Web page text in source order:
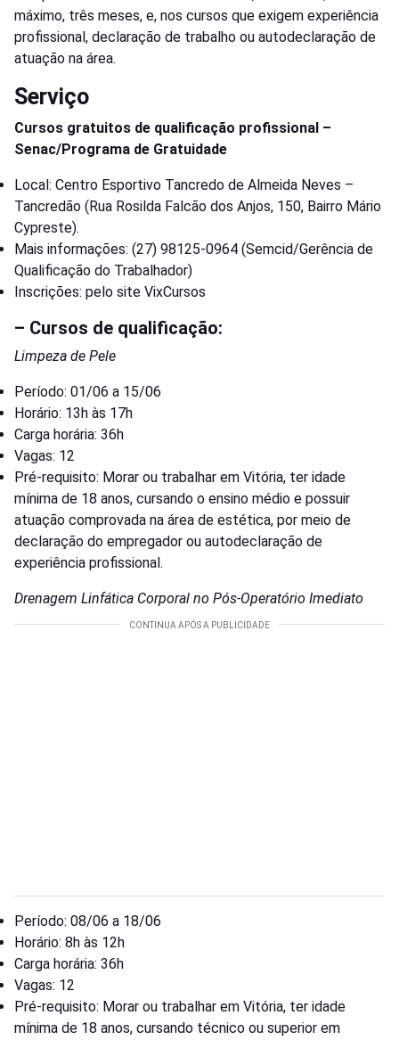
máximo, três meses, e, nos cursos que exigem experiência
profissional, declaração de trabalho ou autodeclaração de
atuação na área.
Serviço
Cursos gratuitos de qualificação profissional –
Senac/Programa de Gratuidade
Local: Centro Esportivo Tancredo de Almeida Neves –
Tancredão (Rua Rosilda Falcão dos Anjos, 150, Bairro Mário
Cypreste).
Mais informações: (27) 98125-0964 (Semcid/Gerência de
Qualificação do Trabalhador)
Inscrições: pelo site VixCursos
– Cursos de qualificação:
Limpeza de Pele
Período: 01/06 a 15/06
Horário: 13h às 17h
Carga horária: 36h
Vagas: 12
Pré-requisito: Morar ou trabalhar em Vitória, ter idade
mínima de 18 anos, cursando o ensino médio e possuir
atuação comprovada na área de estética, por meio de
declaração do empregador ou autodeclaração de
experiência profissional.
Drenagem Linfática Corporal no Pós-Operatório Imediato
Período: 08/06 a 18/06
Horário: 8h às 12h
Carga horária: 36h
Vagas: 12
Pré-requisito: Morar ou trabalhar em Vitória, ter idade
mínima de 18 anos, cursando técnico ou superior em